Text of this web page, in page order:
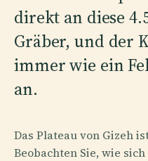
direkt an diese
Gräber, und der
immer wie ein
an.
Das Plateau von Gizeh
Beobachten Sie, wie